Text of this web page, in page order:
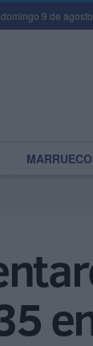
domingo 9 de